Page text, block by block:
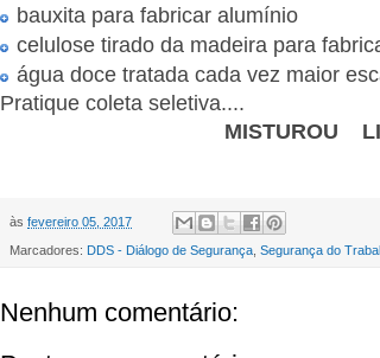
bauxita para fabricar alumínio
celulose tirado da madeira para
água doce tratada cada vez maior
Pratique coleta seletiva....
MISTUROU
às fevereiro 05, 2017
Marcadores: DDS - Diálogo de Segurança Segurança do
Nenhum comentário: